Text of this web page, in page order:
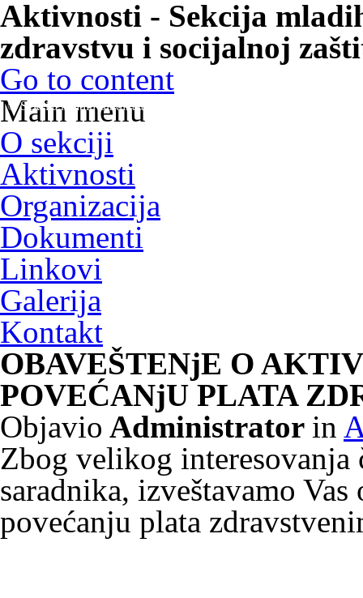
Aktivnosti - Sekcija
zdravstvu i socijalnoj
Go to content
Main menu
O sekciji
Aktivnosti
Organizacija
Dokumenti
Linkovi
Galerija
Kontakt
OBAVEŠTENјE O
POVEĆANјU PLATA
Objavio Administrator in
Zbog velikog interesovanja
saradnika, izveštavamo
povećanju plata
© Sekcija mladih Sindikata zaposlenih u zdravstvu i socijalnoj zaštiti